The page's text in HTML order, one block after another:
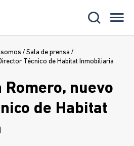
/ Sala de prensa /
Técnico de Habitat Inmobiliaria
Romero, nuevo
de Habitat